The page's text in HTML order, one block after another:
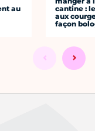
au
cantine :
aux
façon